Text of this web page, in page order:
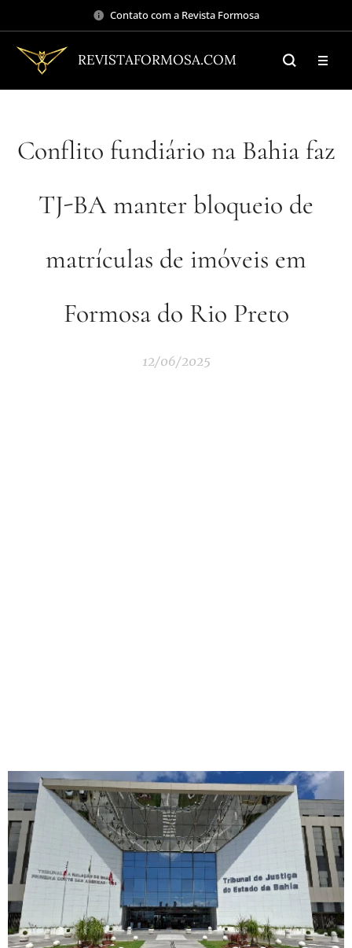
Contato com a Revista Formosa
REVISTAFORMOSA.COM
Conflito fundiário na Bahia faz
TJ-BA manter bloqueio de
matrículas de imóveis em
Formosa do Rio Preto
12/06/2025